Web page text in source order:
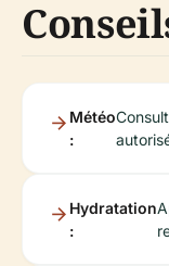
Météo
:
Hydratation
: